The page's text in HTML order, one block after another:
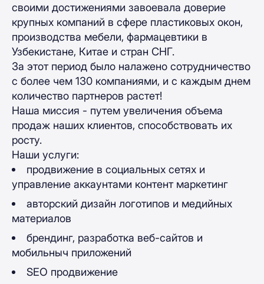
своими достижениями завоевала доверие
крупных компаний в сфере пластиковых окон,
производства мебели, фармацевтики в
Узбекистане, Китае и стран СНГ.
За этот период было налажено сотрудничество
с более чем 130 компаниями, и с каждым днем
количество партнеров растет!
Наша миссия - путем увеличения объема
продаж наших клиентов, способствовать их
росту.
Наши услуги:
продвижение в социальных сетях и
управление аккаунтами контент маркетинг
авторский дизайн логотипов и медийных
материалов
брендинг, разработка веб-сайтов и
мобильныч приложений
SЕО продвижение